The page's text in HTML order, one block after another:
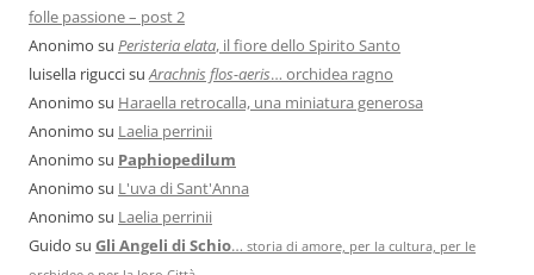
folle passione – post 2
Anonimo su Peristeria elata, il fiore dello Spirito Santo
luisella riguccisu Arachnis flos-aeris… orchidea ragno
Anonimo su Haraella retrocalla, una miniatura generosa
Anonimo su Laelia perrinii
Anonimo su Paphiopedilum
Anonimo su L'uva di Sant'Anna
Anonimo su Laelia perrinii
Guido su Gli Angeli di Schio… storia di amore, per la cultura, per le